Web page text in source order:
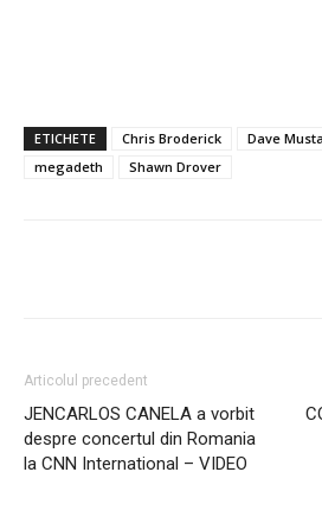
ETICHETE Chris Broderick Dave
megadeth
Shawn Drover
Articolul precedent
JENCARLOS CANELA a vorbit
despre concertul din Romania
la CNN International – VIDEO